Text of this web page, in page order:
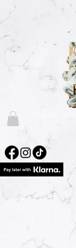
"DONDE